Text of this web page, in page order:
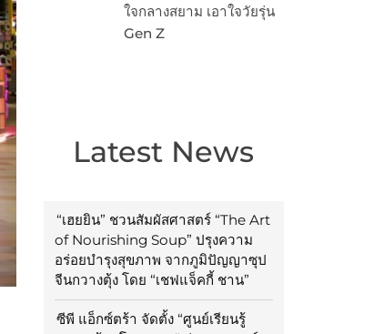
ใจกลางสยาม เอาใจวัยรุ่น
Gen Z
Latest News
“เฮยยิน” ชวนสัมผัสศาสตร์ “The Art
of Nourishing Soup” ปรุงความ
อร่อยบำรุงสุขภาพ จากภูมิปัญญาซุป
จีนกวางตุ้ง โดย “เชฟแจ็คกี้ ชาน”
ซีพี แอ็กซ์ตร้า จัดตั้ง “ศูนย์เรียนรู้